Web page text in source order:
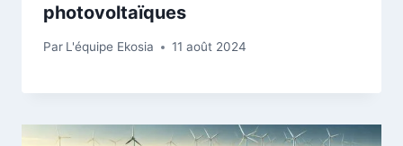
photovoltaïques
Par L'équipe Ekosia 11 août 2024